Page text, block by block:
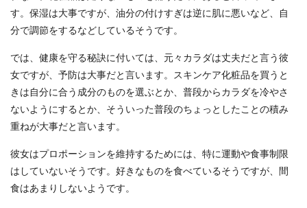
す。保湿は大事ですが、油分の付けすぎは逆に肌に悪いなど、自
分で調節をするなどしているそうです。
では、健康を守る秘訣に付いては、元々カラダは丈夫だと言う彼
女ですが、予防は大事だと言います。スキンケア化粧品を買うと
きは自分に合う成分のものを選ぶとか、普段からカラダを冷やさ
ないようにするとか、そういった普段のちょっとしたことの積み
重ねが大事だと言います。
彼女はプロポーションを維持するためには、特に運動や食事制限
はしていないそうです。好きなものを食べているそうですが、間
食はあまりしないようです。